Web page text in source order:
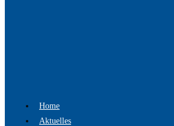
Home
Aktuelles